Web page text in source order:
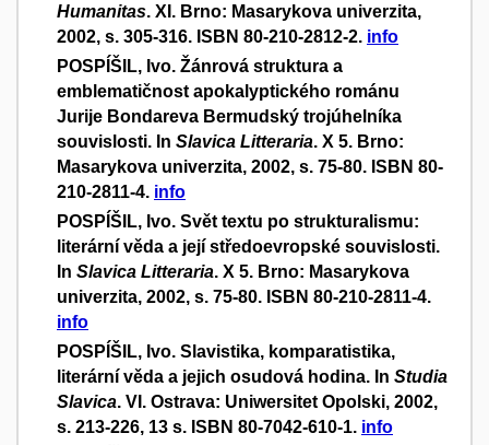
Humanitas. XI. Brno: Masarykova univerzita,
2002, s. 305-316. ISBN 80-210-2812-2. info
POSPÍŠIL, Ivo. Žánrová struktura a
emblematičnost apokalyptického románu
Jurije Bondareva Bermudský trojúhelníka
souvislosti. In Slavica Litteraria. X 5. Brno:
Masarykova univerzita, 2002, s. 75-80. ISBN 80-
210-2811-4. info
POSPÍŠIL, Ivo. Svět textu po strukturalismu:
literární věda a její středoevropské souvislosti.
In Slavica Litteraria. X 5. Brno: Masarykova
univerzita, 2002, s. 75-80. ISBN 80-210-2811-4.
info
POSPÍŠIL, Ivo. Slavistika, komparatistika,
literární věda a jejich osudová hodina. In Studia
Slavica. VI. Ostrava: Uniwersitet Opolski, 2002,
s. 213-226, 13 s. ISBN 80-7042-610-1. info